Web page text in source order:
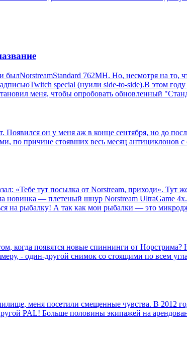
762MH. Но, несмотря на то,
special (нуили side-to-side).В этом
меня, чтобы опробовать обновленный
Появился он у меня аж в конце сентября, но до
по причине стоявших весь месяц
«Тебе тут посылка от Norstream, приходи». Тут
новинка — плетеный шнур Norstream UltraGame
на рыбалку! А так как мои рыбалки — это
когда появятся новые спиннинги от
- один-другой снимок со стоящими по всем
меня посетили смещенные чувства. В 2012
PAL! Больше половины экипажей на